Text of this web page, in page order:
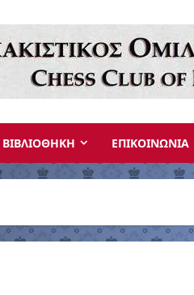
ΒΙΒΛΙΟΘΗΚΗ ΕΠΙΚΟΙΝΩΝΙΑ